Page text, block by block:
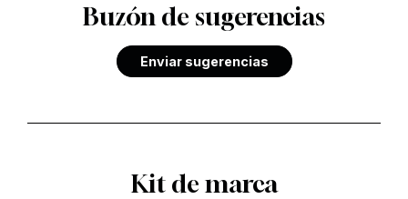
Buzón de sugerencias
Enviar sugerencias
Kit de marca